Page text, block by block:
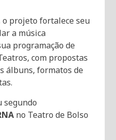
o projeto fortalece seu
a música
programação de
com propostas
álbuns, formatos de
segundo
no Teatro de Bolso